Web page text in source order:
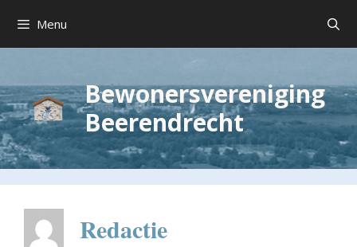
naar
de
Menu
Bewonersvereniging
Beerendrecht
Redactie